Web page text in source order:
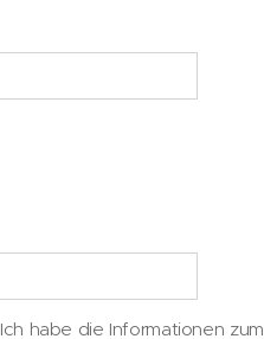
Ich habe die Informationen zum